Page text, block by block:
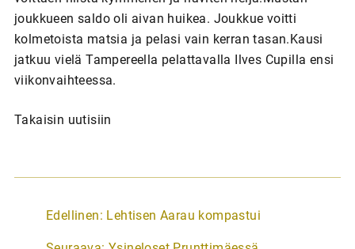
joukkueen saldo oli aivan huikea. Joukkue voitti
kolmetoista matsia ja pelasi vain kerran tasan.Kausi
jatkuu vielä Tampereella pelattavalla Ilves Cupilla ensi
viikonvaihteessa.
Takaisin uutisiin
A
Edellinen: Lehtisen Aarau kompastui